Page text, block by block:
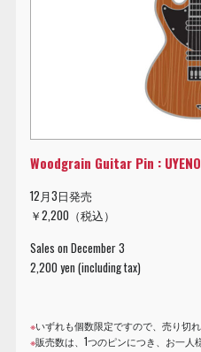
Woodgrain Guitar Pin : UYENO
12月3日発売
￥2,200（税込）
Sales on December 3
2,200 yen (including tax)
※いずれも個数限定ですので、売り切
※販売数は、1つのピンにつき、お一人